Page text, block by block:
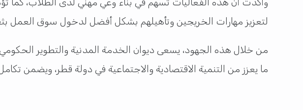
لتعزيز مهارات الخريجين وتأهيلهم بشكل أفضل لدخول سوق العمل
من خلال هذه الجهود، يسعى ديوان الخدمة المدنية والتطوير
ما يعزز من التنمية الاقتصادية والاجتماعية في دولة قطر، ويضمن